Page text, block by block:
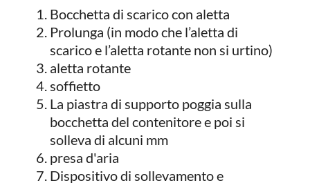
Bocchetta di scarico con aletta
Prolunga (in modo che l’aletta di
scarico e l’aletta rotante non si urtino)
aletta rotante
soffietto
La piastra di supporto poggia sulla
bocchetta del contenitore e poi si
solleva di alcuni mm
presa d'aria
Dispositivo di sollevamento e